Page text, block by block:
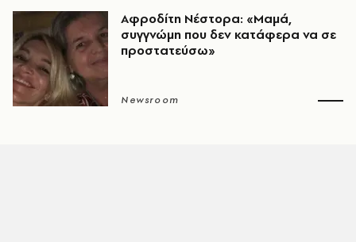
Αφροδίτη Νέστορα: «Μαμά,
συγγνώμη που δεν κατάφερα να σε
προστατεύσω»
Newsroom